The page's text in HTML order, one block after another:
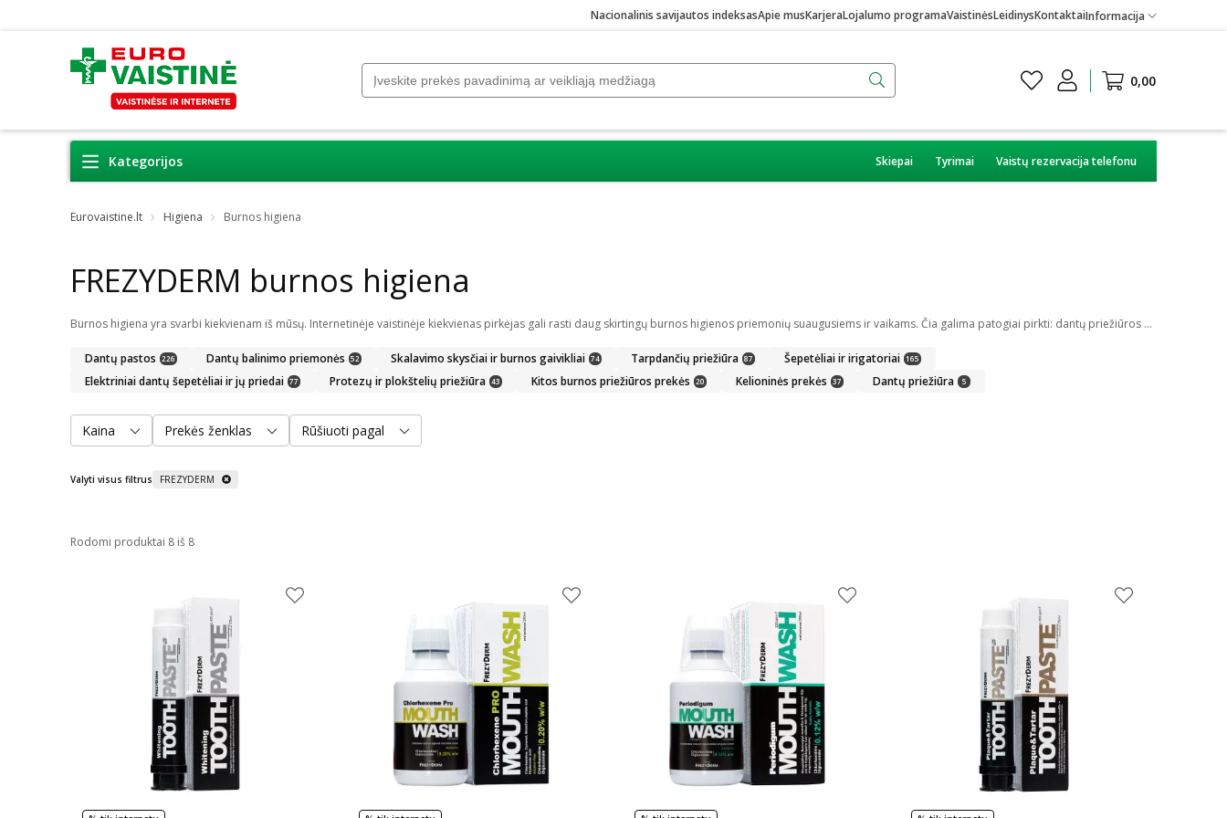
Nacionalinis savijautos indeksasApie musKarjeraLojalumo programaVaistinėsLeidinysKontaktaiInformacija
0,00
Kategorijos Skiepai Tyrimai Vaistų rezervacija telefonu
Eurovaistine.lt Higiena Burnos higiena
FREZYDERM burnos higiena
Burnos higiena yra svarbi kiekvienam iš mūsų. Internetinėje vaistinėje kiekvienas pirkėjas gali rasti daug skirtingų burnos higienos priemonių suaugusiems ir vaikams. Čia galima patogiai pirkti: dantų priežiūros priemones, kaip dantų pasta ar skalavimo skystis, dantų šepetėlius ir irigatorius, protezus ir plokštelių priežiūros priemones bei skirtingus gelius ar tepalus.
Dantų pastos 226 Dantų balinimo priemonės 52 Skalavimo skysčiai ir burnos gaivikliai 74 Tarpdančių priežiūra 87 Šepetėliai ir irigatoriai 165
Elektriniai dantų šepetėliai ir jų priedai 77 Protezų ir plokštelių priežiūra 43 Kitos burnos priežiūros prekės 20 Kelioninės prekės 37 Dantų priežiūra 5
Kaina Prekės ženklas Rūšiuoti pagal
Valyti visus filtrus FREZYDERM
Rodomi produktai 8 iš 8